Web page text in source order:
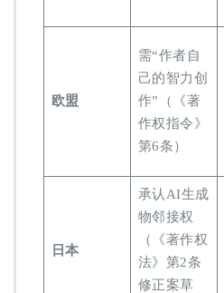
​欧盟​
需“作者自
己的智力创
作”（《著
作权指令》
第6条）
​日本​
承认AI生成
物邻接权
（《著作权
法》第2条
修正案草